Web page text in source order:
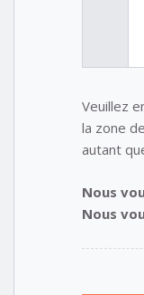
Veuillez
la zone
autant
Nous
Nous